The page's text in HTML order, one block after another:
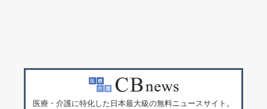
医療・介護に特化した日本最大級の無料ニュースサイト。